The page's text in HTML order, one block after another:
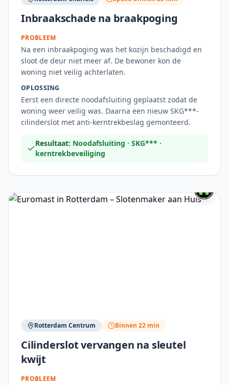
Inbraakschade na braakpoging
PROBLEEM
Na een inbraakpoging was het kozijn beschadigd en
sloot de deur niet meer af. De bewoner kon de
woning niet veilig achterlaten.
OPLOSSING
Eerst een directe noodafsluiting geplaatst zodat de
woning weer veilig was. Daarna een nieuw SKG***-
cilinderslot met anti-kerntrekbeslag gemonteerd.
Resultaat: Noodafsluiting · SKG*** ·
kerntrekbeveiliging
Rotterdam Centrum Binnen 22 min
Cilinderslot vervangen na sleutel
kwijt
PROBLEEM